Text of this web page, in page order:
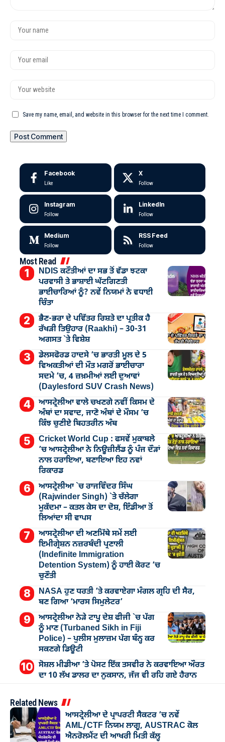
Save my name, email, and website in this browser for the next time I comment.
Facebook
Like
X
Follow
Instagram
Follow
LinkedIn
Follow
Medium
Follow
RSS Feed
Follow
Most Read
NDIS ਕਟੌਤੀਆਂ ਦਾ ਸਭ ਤੋਂ ਵੱਡਾ ਝਟਕਾ
ਪਰਵਾਸੀ ਤੇ ਭਾਸ਼ਾਈ ਘੱਟਗਿਣਤੀ
ਭਾਈਚਾਰਿਆਂ ਨੂੰ? ਨਵੇਂ ਨਿਯਮਾਂ ਨੇ ਵਧਾਈ
ਚਿੰਤਾ
ਭੈਣ-ਭਰਾ ਦੇ ਪਵਿੱਤਰ ਰਿਸ਼ਤੇ ਦਾ ਪ੍ਰਤੀਕ ਹੈ
ਰੱਖੜੀ ਤਿਉਹਾਰ (Raakhi) – 30-31
ਅਗਸਤ `ਤੇ ਵਿਸ਼ੇਸ਼
ਡੇਲਸਫੋਰਡ ਹਾਦਸੇ ’ਚ ਭਾਰਤੀ ਮੂਲ ਦੇ 5
ਵਿਅਕਤੀਆਂ ਦੀ ਮੌਤ ਮਗਰੋਂ ਭਾਈਚਾਰਾ
ਸਦਮੇ ’ਚ, 4 ਜ਼ਖ਼ਮੀਆਂ ਲਈ ਦੁਆਵਾਂ
(Daylesford SUV Crash News)
ਆਸਟ੍ਰੇਲੀਆ ਵਾਲੇ ਚਖਣਗੇ ਨਵੀਂ ਕਿਸਮ ਦੇ
ਅੰਬਾਂ ਦਾ ਸਵਾਦ, ਜਾਣੋ ਅੰਬਾਂ ਦੇ ਮੌਸਮ ’ਚ
ਕਿੰਝ ਚੁਣੀਏ ਬਿਹਤਰੀਨ ਅੰਬ
Cricket World Cup : ਫਸਵੇਂ ਮੁਕਾਬਲੇ
’ਚ ਆਸਟ੍ਰੇਲੀਆ ਨੇ ਨਿਊਜ਼ੀਲੈਂਡ ਨੂੰ ਪੰਜ ਦੌੜਾਂ
ਨਾਲ ਹਰਾਇਆ, ਬਣਾਇਆ ਇਹ ਨਵਾਂ
ਰਿਕਾਰਡ
ਆਸਟ੍ਰੇਲੀਆ `ਚ ਰਾਜਵਿੰਦਰ ਸਿੰਘ
(Rajwinder Singh) `ਤੇ ਚੱਲੇਗਾ
ਮੁੁਕੱਦਮਾ – ਕਤਲ ਕੇਸ ਦਾ ਦੋਸ਼, ਇੰਡੀਆ ਤੋਂ
ਲਿਆਂਦਾ ਸੀ ਵਾਪਸ
ਆਸਟ੍ਰੇਲੀਆ ਦੀ ਅਣਮਿੱਥੇ ਸਮੇਂ ਲਈ
ਇਮੀਗ੍ਰੇਸ਼ਨ ਨਜ਼ਰਬੰਦੀ ਪ੍ਰਣਾਲੀ
(Indefinite Immigration
Detention System) ਨੂੰ ਹਾਈ ਕੋਰਟ ’ਚ
ਚੁਣੌਤੀ
NASA ਹੁਣ ਧਰਤੀ ’ਤੇ ਕਰਵਾਏਗਾ ਮੰਗਲ ਗ੍ਰਹਿ ਦੀ ਸੈਰ,
ਬਣ ਗਿਆ ‘ਮਾਰਸ ਸਿਮੁਲੇਟਰ’
ਆਸਟ੍ਰੇਲੀਆ ਨੇੜੇ ਟਾਪੂ ਦੇਸ਼ ਫੀਜੀ `ਚ ਪੱਗ
ਨੂੰ ਮਾਣ (Turbaned Sikh in Fiji
Police) – ਪੁਲੀਸ ਮੁਲਾਜ਼ਮ ਪੱਗ ਬੰਨ੍ਹ ਕਰ
ਸਕਣਗੇ ਡਿਊਟੀ
ਸੋਸ਼ਲ ਮੀਡੀਆ ’ਤੇ ਪੋਸਟ ਇੱਕ ਤਸਵੀਰ ਨੇ ਕਰਵਾਇਆ ਔਰਤ
ਦਾ 10 ਲੱਖ ਡਾਲਰ ਦਾ ਨੁਕਸਾਨ, ਜੱਜ ਵੀ ਰਹਿ ਗਏ ਹੈਰਾਨ
Related News
ਆਸਟ੍ਰੇਲੀਆ ਦੇ ਪ੍ਰਾਪਰਟੀ ਸੈਕਟਰ ’ਚ ਨਵੇਂ
AML/CTF ਨਿਯਮ ਲਾਗੂ, AUSTRAC ਕੋਲ
ਐਨਰੋਲਮੈਂਟ ਦੀ ਆਖਰੀ ਮਿਤੀ ਕੱਲ੍ਹ